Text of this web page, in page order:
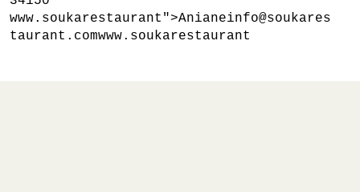
www.soukarestaurant ">Anianeinfo@soukares
taurant.comwww.soukarestaurant